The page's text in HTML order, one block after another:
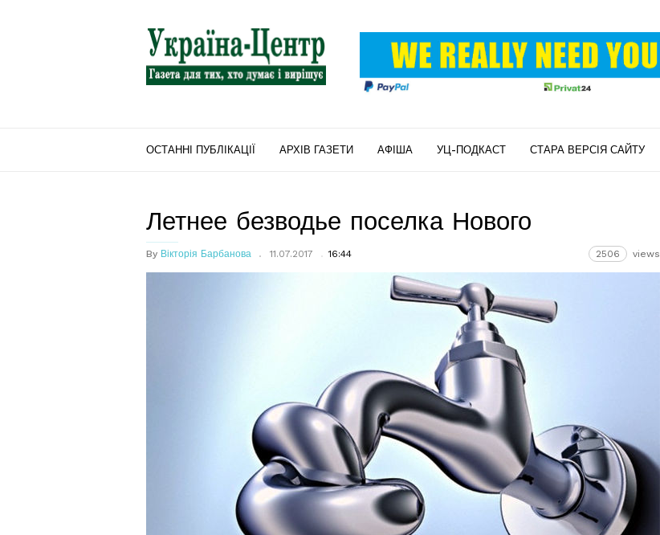
"Україна-
Центр"
ОСТАННІ ПУБЛІКАЦІЇ АРХІВ ГАЗЕТИ АФІША УЦ-ПОДКАСТ СТАРА ВЕРСІЯ САЙТУ
Летнее безводье поселка Нового
By Вікторія Барбанова 11.07.2017 16:44 2506 views